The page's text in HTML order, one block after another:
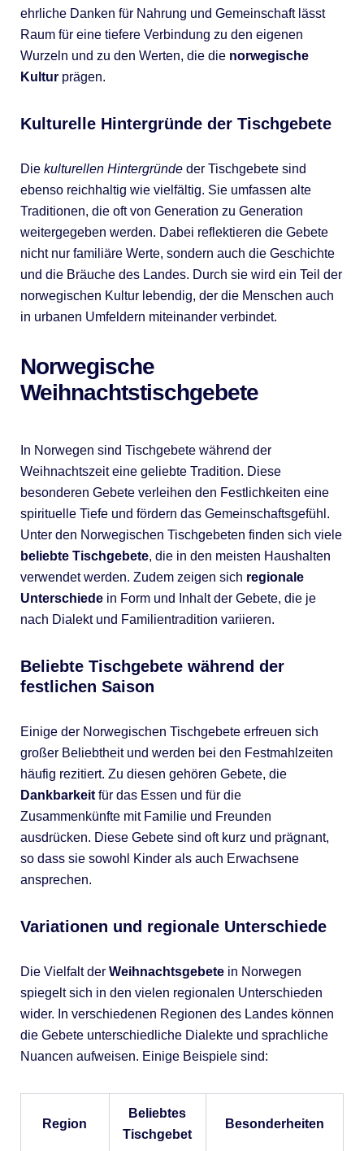
ehrliche Danken für Nahrung und Gemeinschaft lässt
Raum für eine tiefere Verbindung zu den eigenen
Wurzeln und zu den Werten, die die norwegische
Kulturprägen.
Kulturelle Hintergründe der Tischgebete
Die kulturellen Hintergründeder Tischgebete sind
ebenso reichhaltig wie vielfältig. Sie umfassen alte
Traditionen, die oft von Generation zu Generation
weitergegeben werden. Dabei reflektieren die Gebete
nicht nur familiäre Werte, sondern auch die Geschichte
und die Bräuche des Landes. Durch sie wird ein Teil der
norwegischen Kultur lebendig, der die Menschen auch
in urbanen Umfeldern miteinander verbindet.
Norwegische
Weihnachtstischgebete
In Norwegen sind Tischgebete während der
Weihnachtszeit eine geliebte Tradition. Diese
besonderen Gebete verleihen den Festlichkeiten eine
spirituelle Tiefe und fördern das Gemeinschaftsgefühl.
Unter den Norwegischen Tischgebeten finden sich viele
beliebte Tischgebete, die in den meisten Haushalten
verwendet werden. Zudem zeigen sich regionale
Unterschiedein Form und Inhalt der Gebete, die je
nach Dialekt und Familientradition variieren.
Beliebte Tischgebete während der
festlichen Saison
Einige der Norwegischen Tischgebete erfreuen sich
großer Beliebtheit und werden bei den Festmahlzeiten
häufig rezitiert. Zu diesen gehören Gebete, die
Dankbarkeitfür das Essen und für die
Zusammenkünfte mit Familie und Freunden
ausdrücken. Diese Gebete sind oft kurz und prägnant,
so dass sie sowohl Kinder als auch Erwachsene
ansprechen.
Variationen und regionale Unterschiede
Die Vielfalt der Weihnachtsgebetein Norwegen
spiegelt sich in den vielen regionalen Unterschieden
wider. In verschiedenen Regionen des Landes können
die Gebete unterschiedliche Dialekte und sprachliche
Nuancen aufweisen. Einige Beispiele sind:
Region
Beliebtes
Tischgebet
Besonderheiten